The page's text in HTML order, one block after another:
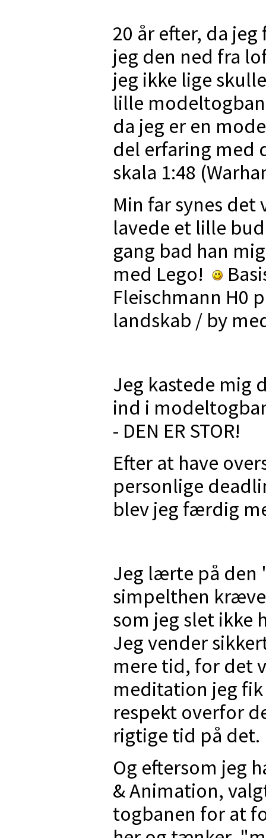
20 år efter, da
jeg den ned fra
jeg ikke lige
lille
da jeg er en
del erfaring med
skala 1:48
Min far synes det
lavede et lille
gang bad han
med Lego!
Fleischmann H0
landskab / by
Jeg kastede mig
ind i
- DEN ER STOR!
Efter at have
personlige
blev jeg færdig
Jeg lærte på den
simpelthen
som jeg slet ikke
Jeg vender
mere tid, for det
meditation jeg
respekt overfor
rigtige tid på
Og eftersom jeg
& Animation,
togbanen for at